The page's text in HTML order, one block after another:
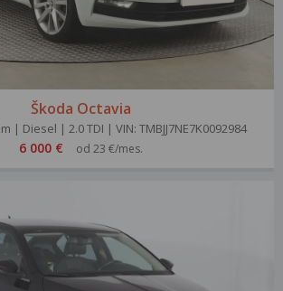
Škoda Octavia
| Diesel | 2.0 TDI | VIN: TMBJJ7NE7K0092984
6 000 € od 23 €/mes.